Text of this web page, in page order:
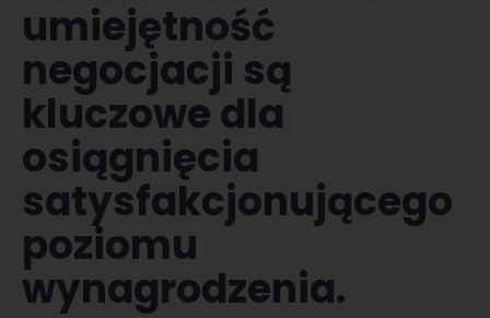
umiejętność
negocjacji są
kluczowe dla
osiągnięcia
satysfakcjonującego
poziomu
wynagrodzenia.